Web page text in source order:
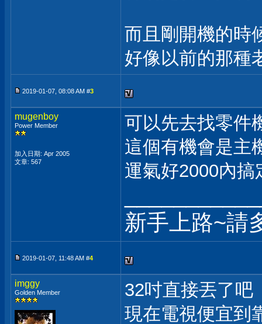
而且剛開機的時
好像以前的那種
2019-01-07, 08:08 AM #3
mugenboy
Power Member
加入日期: Apr 2005
文章: 567
可以先去找零件
這個有機會是主
運氣好2000內搞
新手上路~請
2019-01-07, 11:48 AM #4
imggy
Golden Member
32吋直接丟了吧
現在電視便宜到